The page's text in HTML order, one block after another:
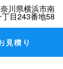
見積り